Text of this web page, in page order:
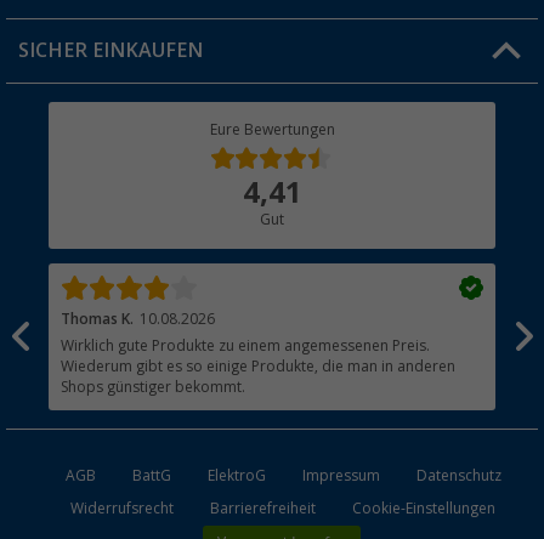
Jobs & Karriere
Rücksendung
SICHER EINKAUFEN
Eure Bewertungen
4,41
Gut
Thomas K. 10.08.2026
Wirklich gute Produkte zu einem angemessenen Preis.
Wiederum gibt es so einige Produkte, die man in anderen
Shops günstiger bekommt.
AGB BattG ElektroG Impressum
Datenschutz
Widerrufsrecht
Barrierefreiheit Cookie-Einstellungen